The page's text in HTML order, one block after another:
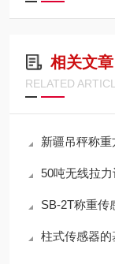
相关文章
RELATED
新疆吊秤称重
50吨无线拉
SB-2T称重传
柱式传感器